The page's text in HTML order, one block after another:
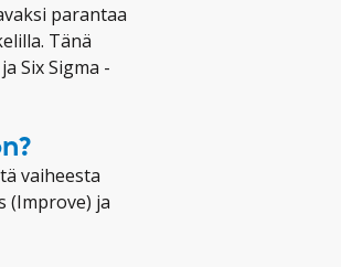
parantaa
Tänä
Six Sigma -
vaiheesta
(Improve) ja